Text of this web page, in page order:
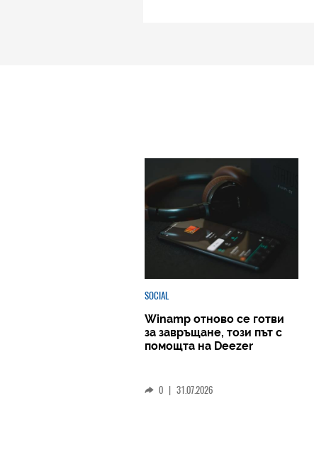
SOCIAL
Winamp отново се готви
за завръщане, този път с
помощта на Deezer
0 | 31.07.2026